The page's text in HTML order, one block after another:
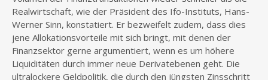
Realwirtschaft, wie der Präsident des Ifo-Instituts, Hans-
Werner Sinn, konstatiert. Er bezweifelt zudem, dass dies
jene Allokationsvorteile mit sich bringt, mit denen der
Finanzsektor gerne argumentiert, wenn es um höhere
Liquiditäten durch immer neue Derivatebenen geht. Die
ultralockere Geldpolitik, die durch den jüngsten Zinsschritt